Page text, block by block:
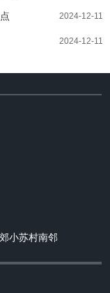
2024-12-11
2024-12-11
小苏村南邻